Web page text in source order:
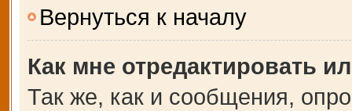
Вернуться к началу
Как мне отредактировать
Так же, как и сообщения,